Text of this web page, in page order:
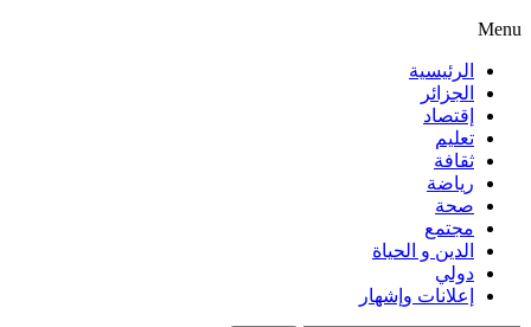
Menu
الرئيسية
الجزائر
إقتصاد
تعليم
ثقافة
رياضة
صحة
مجتمع
الدين و الحياة
دولي
إعلانات وإشهار